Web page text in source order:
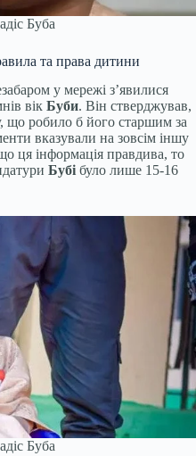
Буба
та права дитини
у мережі з’явилися
вік Буби. Він стверджував,
що робило б його старшим за
вказували на зовсім іншу
ця інформація правдива, то
Бубі було лише 15-16
Буба